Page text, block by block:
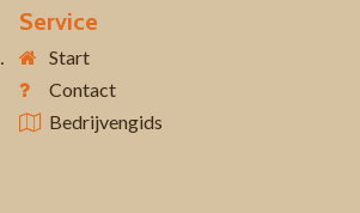
18+"
Service
Start
Contact
Bedrijvengids